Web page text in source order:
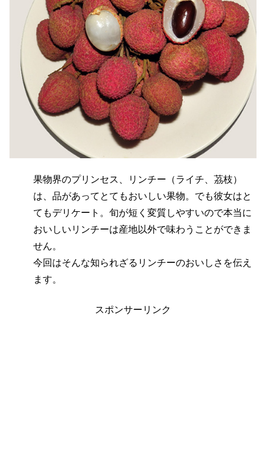
果物界のプリンセス、リンチー（ライチ、茘枝）
は、品があってとてもおいしい果物。でも彼女はと
てもデリケート。旬が短く変質しやすいので本当に
おいしいリンチーは産地以外で味わうことができま
せん。
今回はそんな知られざるリンチーのおいしさを伝え
ます。
スポンサーリンク